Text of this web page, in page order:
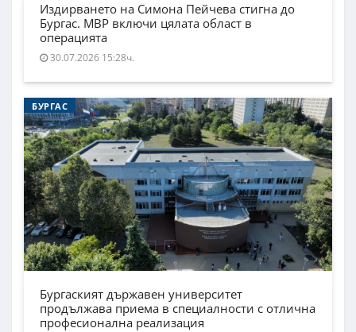
Издирването на Симона Пейчева стигна до
Бургас. МВР включи цялата област в
операцията
30.07.2026 15:28ч.
БУРГАС
Бургаският държавен университет
продължава приема в специалности с отлична
професионална реализация